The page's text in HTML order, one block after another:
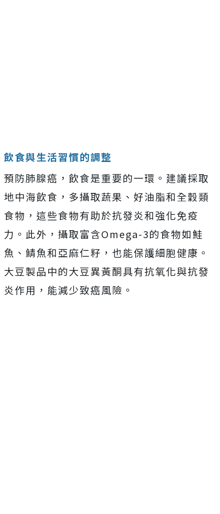
飲食與生活習慣的調整
預防肺腺癌，飲食是重要的一環。建議採取
地中海飲食，多攝取蔬果、好油脂和全穀類
食物，這些食物有助於抗發炎和強化免疫
力。此外，攝取富含Omega-3的食物如鮭
魚、鯖魚和亞麻仁籽，也能保護細胞健康。
大豆製品中的大豆異黃酮具有抗氧化與抗發
炎作用，能減少致癌風險。